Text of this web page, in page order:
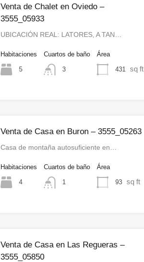
Venta de Chalet en Oviedo –
3555_05933
UBICACIÓN REAL: LATORES, A TAN…
Habitaciones
5
Cuartos de baño
3
Área
431 sq ft
Venta de Casa en Buron – 3555_05263
Casa de montaña autosuficiente en…
Habitaciones
4
Cuartos de baño
1
Área
93 sq ft
Venta de Casa en Las Regueras –
3555_05850